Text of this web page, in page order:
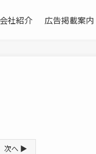
会社紹介 広告掲載案内
次へ ▶